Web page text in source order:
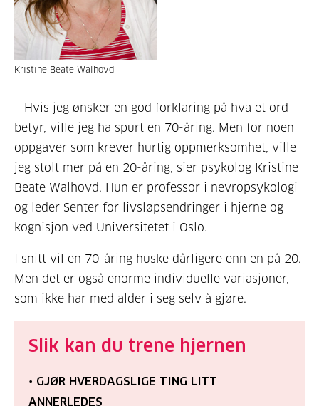
Kristine Beate Walhovd
– Hvis jeg ønsker en god forklaring på hva et ord
betyr, ville jeg ha spurt en 70-åring. Men for noen
oppgaver som krever hurtig oppmerksomhet, ville
jeg stolt mer på en 20-åring, sier psykolog Kristine
Beate Walhovd. Hun er professor i nevropsykologi
og leder Senter for livsløpsendringer i hjerne og
kognisjon ved Universitetet i Oslo.
I snitt vil en 70-åring huske dårligere enn en på 20.
Men det er også enorme individuelle variasjoner,
som ikke har med alder i seg selv å gjøre.
Slik kan du trene hjernen
• GJØR HVERDAGSLIGE TING LITT
ANNERLEDES